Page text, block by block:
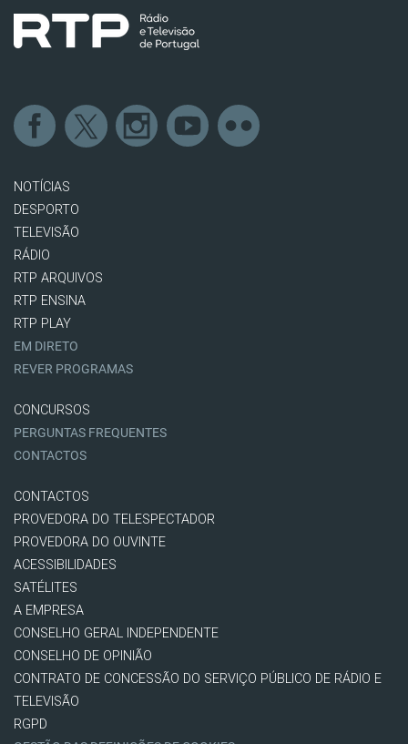
NOTÍCIAS
DESPORTO
TELEVISÃO
RÁDIO
RTP ARQUIVOS
RTP ENSINA
RTP PLAY
EM DIRETO
REVER PROGRAMAS
CONCURSOS
PERGUNTAS FREQUENTES
CONTACTOS
CONTACTOS
PROVEDORA DO TELESPECTADOR
PROVEDORA DO OUVINTE
ACESSIBILIDADES
SATÉLITES
A EMPRESA
CONSELHO GERAL INDEPENDENTE
CONSELHO DE OPINIÃO
CONTRATO DE CONCESSÃO DO SERVIÇO PÚBLICO DE RÁDIO E
TELEVISÃO
RGPD